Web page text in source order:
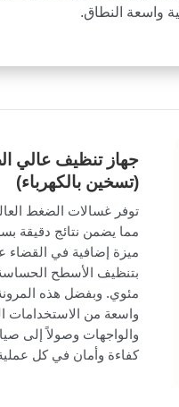
واسعة النطاق.
جهاز تنظيف عالي
(تسخين بالكهرباء)
توفر غسالات الضغط
مما يضمن نتائج دقيقة
ميزة إضافية في القضاء
مئوي. وبفضل هذه
واسعة من الاستخدامات
والواجهات وصولاً إلى
كفاءة وأمان في كل